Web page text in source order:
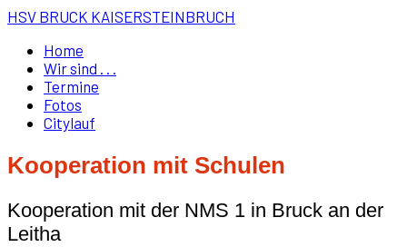
HSV BRUCK KAISERSTEINBRUCH
Home
Wir sind . . .
Termine
Fotos
Citylauf
Kooperation mit Schulen
Kooperation mit der NMS 1 in Bruck an der
Leitha